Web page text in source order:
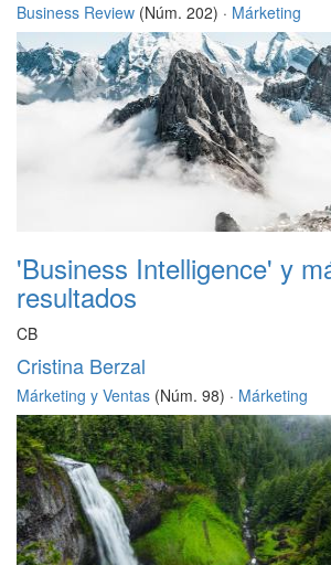
Business Review (Núm. 202) · Márketing
'Business Intelligence' y
resultados
CB
Cristina Berzal
Márketing y Ventas (Núm. 98) · Márketing